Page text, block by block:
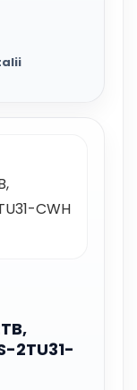
2TU31-